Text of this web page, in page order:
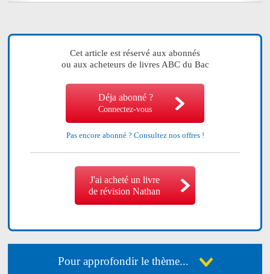
Cet article est réservé aux abonnés
ou aux acheteurs de livres ABC du Bac
Déja abonné ?
Connectez-vous
Pas encore abonné ? Consultez nos offres !
J'ai acheté un livre
de révision Nathan
Pour approfondir le thème...